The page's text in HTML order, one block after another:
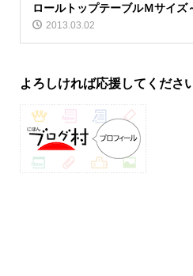
ロールトップテーブルＭサイズ
2013.03.02
よろしければ応援してくださ